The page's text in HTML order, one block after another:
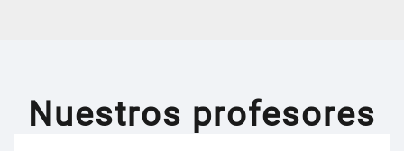
Nuestros profesores